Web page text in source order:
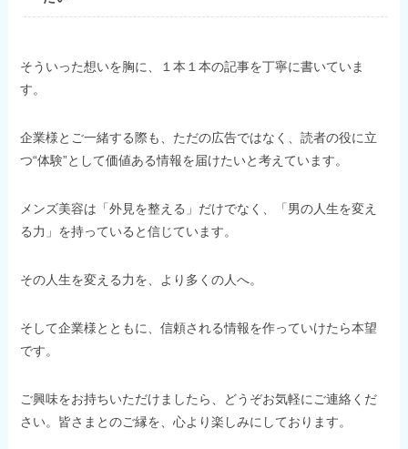
そういった想いを胸に、１本１本の記事を丁寧に書いていま
す。
企業様とご一緒する際も、ただの広告ではなく、読者の役に立
つ“体験”として価値ある情報を届けたいと考えています。
メンズ美容は「外見を整える」だけでなく、「男の人生を変え
る力」を持っていると信じています。
その人生を変える力を、より多くの人へ。
そして企業様とともに、信頼される情報を作っていけたら本望
です。
ご興味をお持ちいただけましたら、どうぞお気軽にご連絡くだ
さい。皆さまとのご縁を、心より楽しみにしております。